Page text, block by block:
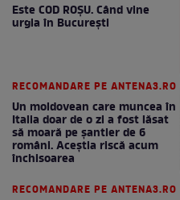
Este COD ROŞU. Când vine
urgia în Bucureşti
RECOMANDARE PE ANTENA3.RO
Un moldovean care muncea în
Italia doar de o zi a fost lăsat
să moară pe şantier de 6
români. Aceștia riscă acum
închisoarea
RECOMANDARE PE ANTENA3.RO